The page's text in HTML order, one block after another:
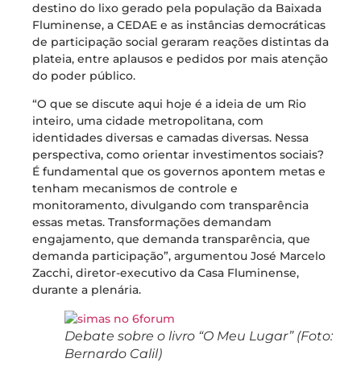
destino do lixo gerado pela população da Baixada
Fluminense, a CEDAE e as instâncias democráticas
de participação social geraram reações distintas da
plateia, entre aplausos e pedidos por mais atenção
do poder público.
“O que se discute aqui hoje é a ideia de um Rio
inteiro, uma cidade metropolitana, com
identidades diversas e camadas diversas. Nessa
perspectiva, como orientar investimentos sociais?
É fundamental que os governos apontem metas e
tenham mecanismos de controle e
monitoramento, divulgando com transparência
essas metas. Transformações demandam
engajamento, que demanda transparência, que
demanda participação”, argumentou José Marcelo
Zacchi, diretor-executivo da Casa Fluminense,
durante a plenária.
Debate sobre o livro “O Meu Lugar” (Foto:
Bernardo Calil)